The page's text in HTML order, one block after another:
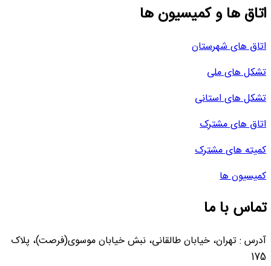
اتاق ها و کمیسیون ها
اتاق های شهرستان
تشکل های ملی
تشکل های استانی
اتاق های مشترک
کمیته های مشترک
کمیسیون ها
تماس با ما
آدرس : تهران، خیابان طالقانی، نبش خیابان موسوی(فرصت)، پلاک
175